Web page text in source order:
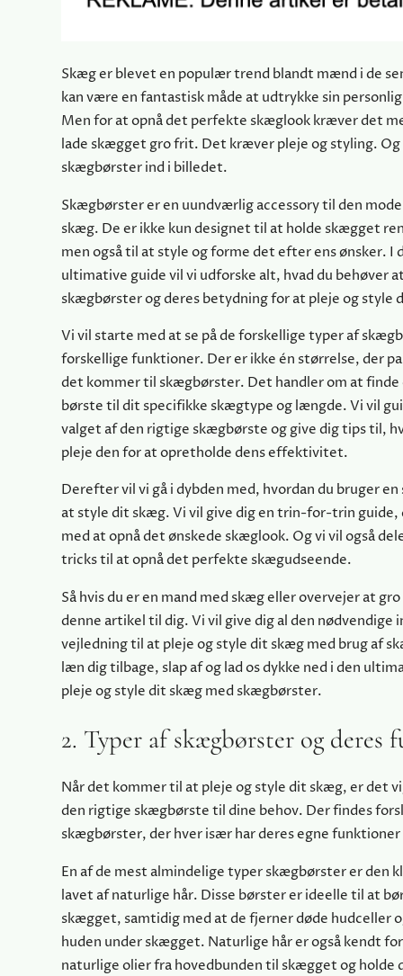
Skæg er blevet en populær trend blandt mænd i de
kan være en fantastisk måde at udtrykke sin
Men for at opnå det perfekte skæglook kræver det
lade skægget gro frit. Det kræver pleje og styling.
skægbørster ind i billedet.
Skægbørster er en uundværlig accessory til den
skæg. De er ikke kun designet til at holde skægget
men også til at style og forme det efter ens ønsker. I
ultimative guide vil vi udforske alt, hvad du behøver
skægbørster og deres betydning for at pleje og style
Vi vil starte med at se på de forskellige typer af
forskellige funktioner. Der er ikke én størrelse, der
det kommer til skægbørster. Det handler om at
børste til dit specifikke skægtype og længde. Vi vil
valget af den rigtige skægbørste og give dig tips til,
pleje den for at opretholde dens effektivitet.
Derefter vil vi gå i dybden med, hvordan du bruger
at style dit skæg. Vi vil give dig en trin-for-trin
med at opnå det ønskede skæglook. Og vi vil også
tricks til at opnå det perfekte skægudseende.
Så hvis du er en mand med skæg eller overvejer at
denne artikel til dig. Vi vil give dig al den nødvendige
vejledning til at pleje og style dit skæg med brug af
læn dig tilbage, slap af og lad os dykke ned i den
pleje og style dit skæg med skægbørster.
2. Typer af skægbørster og deres
Når det kommer til at pleje og style dit skæg, er det
den rigtige skægbørste til dine behov. Der findes
skægbørster, der hver især har deres egne
En af de mest almindelige typer skægbørster er den
lavet af naturlige hår. Disse børster er ideelle til at
skægget, samtidig med at de fjerner døde hudceller
huden under skægget. Naturlige hår er også kendt
naturlige olier fra hovedbunden til skægget og holde